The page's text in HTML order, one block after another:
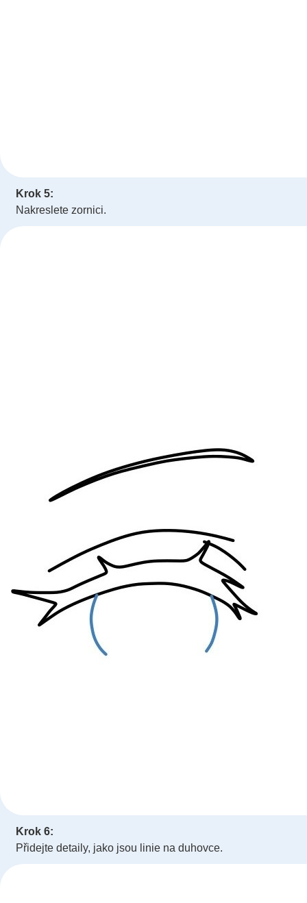
Krok 5:
Nakreslete zornici.
Krok 6:
Přidejte detaily, jako jsou linie na duhovce.